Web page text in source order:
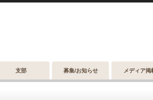
支部 募集/お知らせ メディア掲